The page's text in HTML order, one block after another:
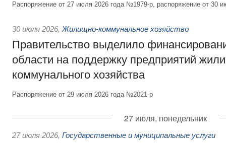
Распоряжение от 27 июля 2026 года №1979-р, распоряжение от 30
30 июля 2026, Жилищно-коммунальное хозяйство
Правительство выделило
области на поддержку предприятий
коммунального хозяйства
Распоряжение от 29 июля 2026 года №2021-р
27 июля, понедельник
27 июля 2026, Государственные и муниципальные услуги